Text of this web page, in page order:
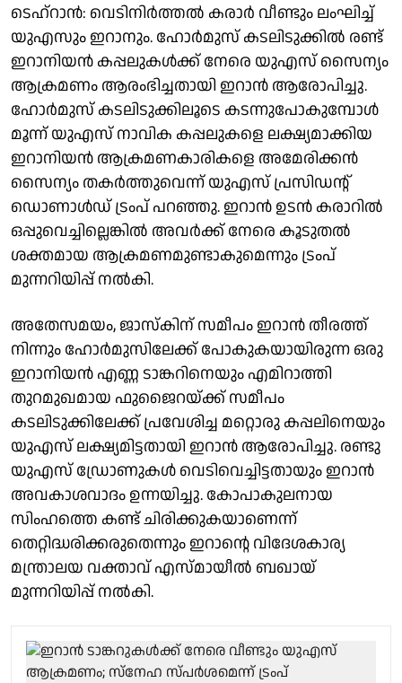
ടെഹ്‌റാൻ: വെടിനിർത്തൽ കരാർ വീണ്ടും ലംഘിച്ച്
യുഎസും ഇറാനും. ഹോർമുസ് കടലിടുക്കിൽ രണ്ട്
ഇറാനിയൻ കപ്പലുകൾക്ക് നേരെ യുഎസ് സൈന്യം
ആക്രമണം ആരംഭിച്ചതായി ഇറാൻ ആരോപിച്ചു.
ഹോർമുസ് കടലിടുക്കിലൂടെ കടന്നുപോകുമ്പോൾ
മൂന്ന് യുഎസ് നാവിക കപ്പലുകളെ ലക്ഷ്യമാക്കിയ
ഇറാനിയൻ ആക്രമണകാരികളെ അമേരിക്കൻ
സൈന്യം തകർത്തുവെന്ന് യുഎസ് പ്രസിഡന്റ്
ഡൊണാൾഡ് ട്രംപ് പറഞ്ഞു. ഇറാൻ ഉടൻ കരാറിൽ
ഒപ്പുവെച്ചില്ലെങ്കിൽ അവർക്ക് നേരെ കൂടുതൽ
ശക്തമായ ആക്രമണമുണ്ടാകുമെന്നും ട്രംപ്
മുന്നറിയിപ്പ് നൽകി.
അതേസമയം, ജാസ്കിന് സമീപം ഇറാൻ തീരത്ത്
നിന്നും ഹോർമുസിലേക്ക് പോകുകയായിരുന്ന ഒരു
ഇറാനിയൻ എണ്ണ ടാങ്കറിനെയും എമിറാത്തി
തുറമുഖമായ ഫുജൈറയ്ക്ക് സമീപം
കടലിടുക്കിലേക്ക് പ്രവേശിച്ച മറ്റൊരു കപ്പലിനെയും
യുഎസ് ലക്ഷ്യമിട്ടതായി ഇറാൻ ആരോപിച്ചു. രണ്ടു
യുഎസ് ഡ്രോണുകൾ വെടിവെച്ചിട്ടതായും ഇറാൻ
അവകാശവാദം ഉന്നയിച്ചു. കോപാകുലനായ
സിംഹത്തെ കണ്ട് ചിരിക്കുകയാണെന്ന്
തെറ്റിദ്ധരിക്കരുതെന്നും ഇറാന്റെ വിദേശകാര്യ
മന്ത്രാലയ വക്താവ് എസ്മായീൽ ബഖായ്
മുന്നറിയിപ്പ് നൽകി.